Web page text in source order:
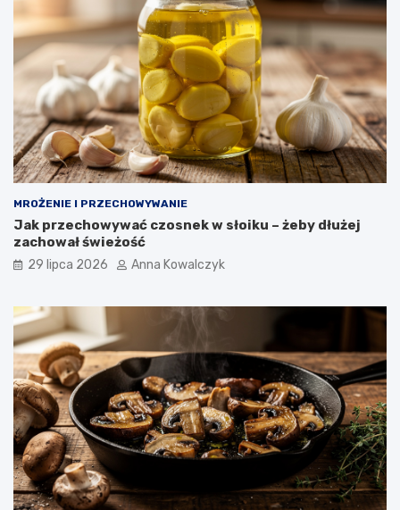
MROŻENIE I PRZECHOWYWANIE
Jak przechowywać czosnek w słoiku – żeby dłużej
zachował świeżość
29 lipca 2026 Anna Kowalczyk